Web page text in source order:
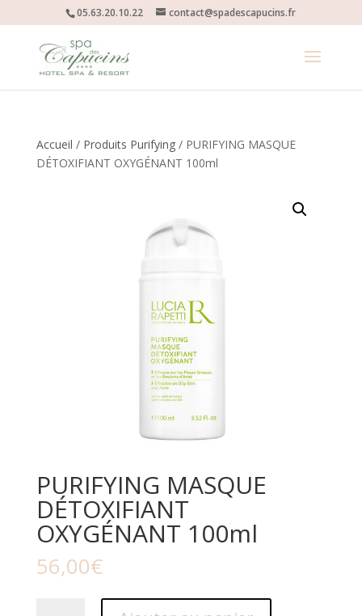
05.63.20.10.22 contact@spadescapucins.fr
Accueil / Produits Purifying/ PURIFYING MASQUE
DÉTOXIFIANT OXYGÉNANT 100ml
PURIFYING MASQUE
DÉTOXIFIANT
OXYGÉNANT 100ml
56,00€